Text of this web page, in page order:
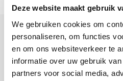
Deze website maakt gebruik
We gebruiken cookies om
personaliseren, om functies
en om ons websiteverkeer te
informatie over uw gebruik
partners voor social media,
Meld je aan voor
Ontvang de laatste updates,